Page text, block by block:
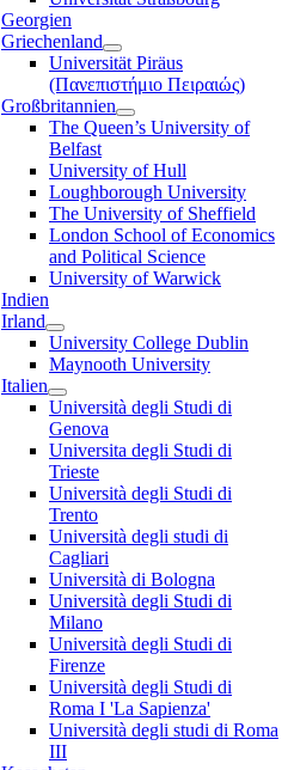
Georgien
Griechenland
Universität Piräus
(Πανεπιστήμιο Πειραιώς)
Großbritannien
The Queen’s University of
Belfast
University of Hull
Loughborough University
The University of Sheffield
London School of Economics
and Political Science
University of Warwick
Indien
Irland
University College Dublin
Maynooth University
Italien
Università degli Studi di
Genova
Universita degli Studi di
Trieste
Università degli Studi di
Trento
Università degli studi di
Cagliari
Università di Bologna
Università degli Studi di
Milano
Università degli Studi di
Firenze
Università degli Studi di
Roma I 'La Sapienza'
Università degli studi di Roma
III